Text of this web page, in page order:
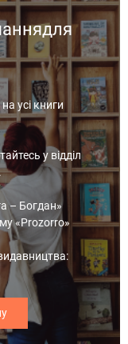
усі книги
у відділ
– Богдан»
«Prozorro»